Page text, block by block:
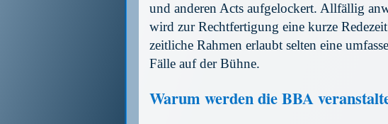
und anderen Acts aufgelockert. Allfällig
wird zur Rechtfertigung eine kurze
zeitliche Rahmen erlaubt selten eine
Fälle auf der Bühne.
Warum werden die BBA